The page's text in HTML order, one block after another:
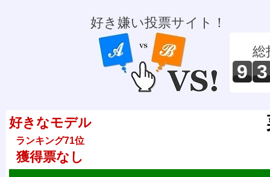
好き嫌い投票サイト！
総
9 3
好きなモデル
ランキング71位
獲得票なし